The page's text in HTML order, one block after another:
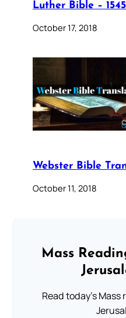
Luther Bible – 1545
October 17, 2018
Webster Bible
October 11, 2018
Mass
Read today's